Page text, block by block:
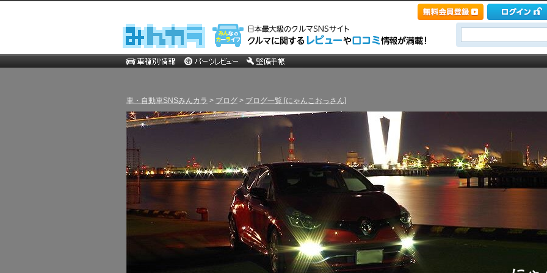
車・自動車SNSみんカラ > ブログ > ブログ一覧 [にゃんこおっさん]